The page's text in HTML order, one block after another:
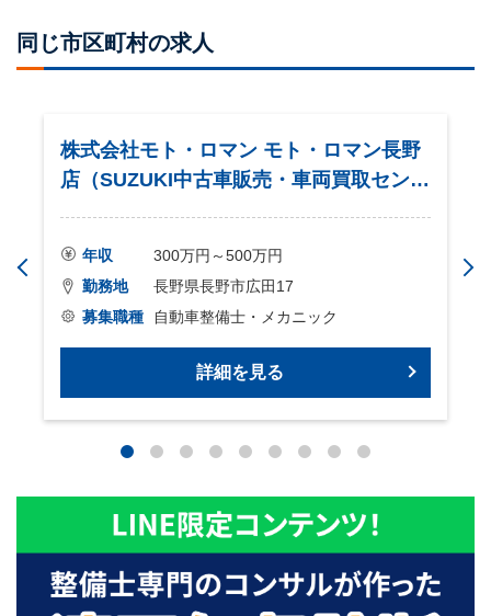
同じ市区町村の求人
株式会社モト・ロマン モト・ロマン長野
店（SUZUKI中古車販売・車両買取センタ
年収
300万円～500万円
勤務地
長野県長野市広田17
募集職種
自動車整備士・メカニック
詳細を見る